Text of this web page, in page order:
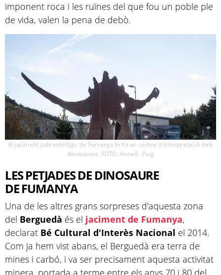
imponent roca i les ruïnes del que fou un poble ple
de vida, valen la pena de debò.
Al jaciment paleontològic de Fumanya hi ha un centre d'interpretació dels
dinosaures. FOTO: Anna E. Puig
LES PETJADES DE DINOSAURE
DE FUMANYA
Una de les altres grans sorpreses d'aquesta zona
del Berguedà és el jaciment de Fumanya,
declarat Bé Cultural d'Interès Nacional el 2014.
Com ja hem vist abans, el Berguedà era terra de
mines i carbó, i va ser precisament aquesta activitat
minera, portada a terme entre els anys 70 i 80 del